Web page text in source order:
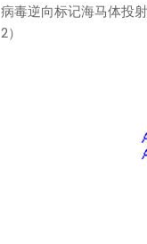
病毒逆向标记海马体投
2）